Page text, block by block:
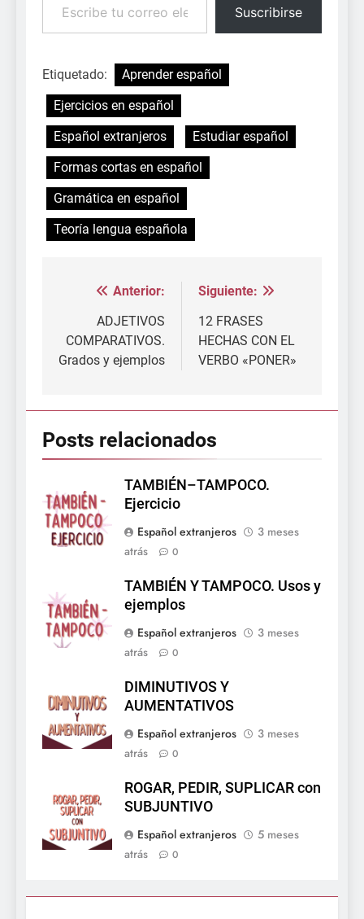
Suscribirse
Etiquetado:
Aprender español
Ejercicios en español
Español extranjeros
Estudiar español
Formas cortas en español
Gramática en español
Teoría lengua española
Navegación
entradas
Anterior:
ADJETIVOS
COMPARATIVOS.
Grados y ejemplos
Siguiente:
12 FRASES
HECHAS CON EL
VERBO «PONER»
Posts relacionados
TAMBIÉN–TAMPOCO.
Ejercicio
Español extranjeros
3 meses
atrás
0
TAMBIÉN Y TAMPOCO. Usos y
ejemplos
Español extranjeros
3 meses
atrás
0
DIMINUTIVOS Y
AUMENTATIVOS
Español extranjeros
3 meses
atrás
0
ROGAR, PEDIR, SUPLICAR con
SUBJUNTIVO
Español extranjeros
5 meses
atrás
0